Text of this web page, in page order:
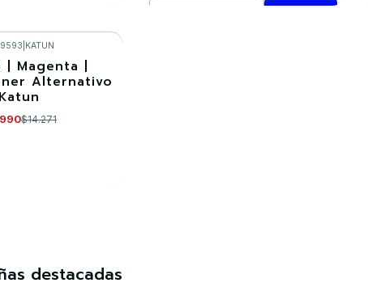
DETALLES
KATUN
| Magenta |
Alternativo
Katun
$14.271
destacadas